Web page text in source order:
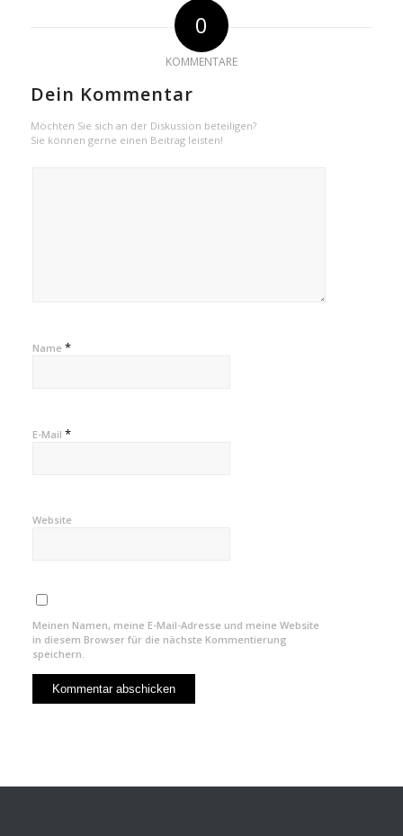
0
KOMMENTARE
Dein Kommentar
Möchten Sie sich an der Diskussion beteiligen?
Sie können gerne einen Beitrag leisten!
Name *
E-Mail *
Website
Meinen Namen, meine E-Mail-Adresse und meine Website
in diesem Browser für die nächste Kommentierung
speichern.